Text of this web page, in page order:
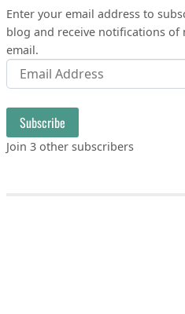
Enter your email address to
blog and receive notifications of
email.
Email Address
Subscribe
Join 3 other subscribers